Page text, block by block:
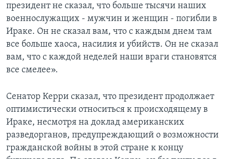
президент не сказал, что больше тысячи наших
военнослужащих - мужчин и женщин - погибли в
Ираке. Он не сказал вам, что с каждым днем там
все больше хаоса, насилия и убийств. Он не сказал
вам, что с каждой неделей наши враги становятся
все смелее».
Сенатор Керри сказал, что президент продолжает
оптимистически относиться к происходящему в
Ираке, несмотря на доклад американских
разведорганов, предупреждающий о возможности
гражданской войны в этой стране к концу